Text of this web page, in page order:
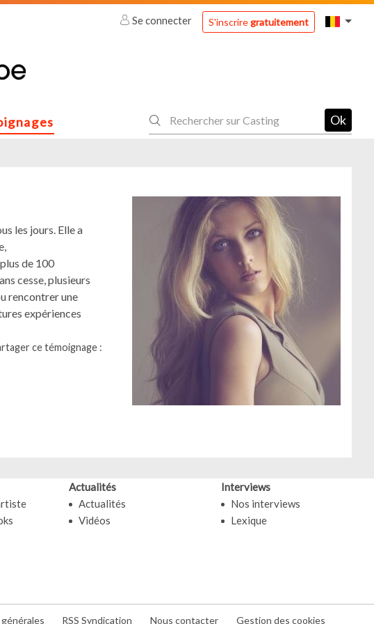
Se connecter S'inscriregratuitement
Ok
les jours. Elle a
de 100
cesse, plusieurs
rencontrer une
expériences
ce témoignage :
Actualités
Actualités
Vidéos
Interviews
Nos interviews
Lexique
RSS Syndication Nous contacter Gestion des cookies